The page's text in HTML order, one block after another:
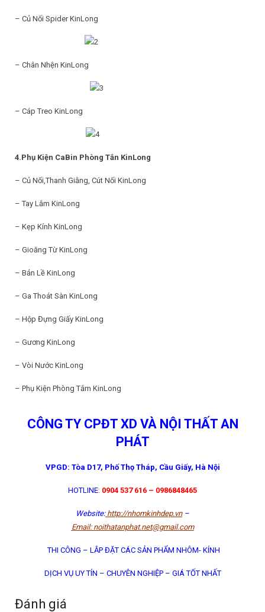
– Củ Nối Spider KinLong
– Chân Nhện KinLong
– Cáp Treo KinLong
4.Phụ Kiện CaBin Phòng Tắn KinLong
– Củ Nối,Thanh Giằng, Cút Nối KinLong
– Tay Lắm KinLong
– Kẹp Kính KinLong
– Gioăng Từ KinLong
– Bản Lề KinLong
– Ga Thoát Sàn KinLong
– Hộp Đựng Giấy KinLong
– Gương KinLong
– Vòi Nước KinLong
– Phụ Kiện Phòng Tắm KinLong
CÔNG TY CPĐT XD VÀ NỘI THẤT AN
PHÁT
VPGD: Tòa D17, Phố Thọ Tháp, Cầu Giấy, Hà Nội
HOTLINE: 0904 537 616 – 0986848465
Website:http://nhomkinhdep.vn–
Email: noithatanphat.net@gmail.com
THI CÔNG – LẮP ĐẶT CÁC SẢN PHẨM NHÔM- KÍNH
DỊCH VỤ UY TÍN – CHUYÊN NGHIỆP – GIÁ TỐT NHẤT
Đánh giá